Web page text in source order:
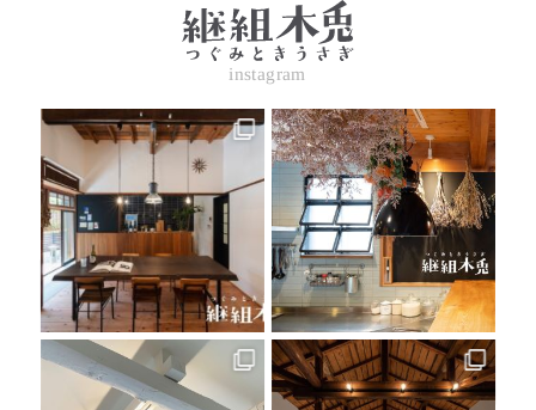
instagram